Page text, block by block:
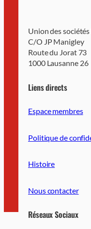
Union des
C/O JP Manigley
Route du Jorat 73
1000 Lausanne 26
Liens directs
Espace membres
Politique de
Histoire
Nous contacter
Réseaux Sociaux